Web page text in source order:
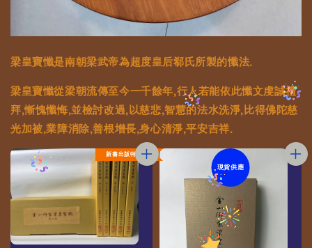
梁皇寶懺是南朝梁武帝為超度皇后郗氏所製的懺法.
梁皇寶懺從梁朝流傳至今一千餘年,行人若能依此懺文虔誠禮
拜,慚愧懺悔,並檢討改過,以慈悲,智慧的法水洗淨,比得佛陀慈
光加被,業障消除,善根增長,身心清淨,平安吉祥.
新書出版特惠
現貨供應